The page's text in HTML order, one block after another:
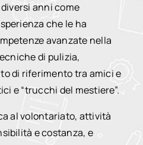
anni come
che le ha
avanzate nella
di pulizia,
di riferimento tra amici e
e “trucchi del mestiere”.
al volontariato, attività
e costanza, e